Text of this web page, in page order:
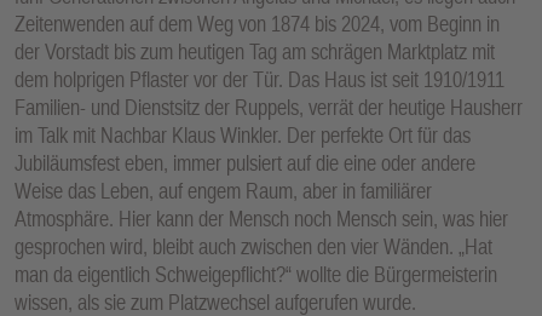
Zeitenwenden auf dem Weg von 1874 bis 2024, vom Beginn in
der Vorstadt bis zum heutigen Tag am schrägen Marktplatz mit
dem holprigen Pflaster vor der Tür. Das Haus ist seit 1910/1911
Familien- und Dienstsitz der Ruppels, verrät der heutige Hausherr
im Talk mit Nachbar Klaus Winkler. Der perfekte Ort für das
Jubiläumsfest eben, immer pulsiert auf die eine oder andere
Weise das Leben, auf engem Raum, aber in familiärer
Atmosphäre. Hier kann der Mensch noch Mensch sein, was hier
gesprochen wird, bleibt auch zwischen den vier Wänden. „Hat
man da eigentlich Schweigepflicht?“ wollte die Bürgermeisterin
wissen, als sie zum Platzwechsel aufgerufen wurde.